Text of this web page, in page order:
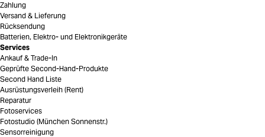
Zahlung
Versand & Lieferung
Rücksendung
Batterien, Elektro- und Elektronikgeräte
Services
Ankauf & Trade-In
Geprüfte Second-Hand-Produkte
Second Hand Liste
Ausrüstungsverleih (Rent)
Reparatur
Fotoservices
Fotostudio (München Sonnenstr.)
Sensorreinigung